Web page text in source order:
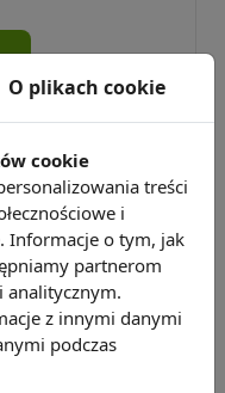
firmie
benchmarki
O plikach cookie
cookie
treści
i
Informacje o tym, jak
partnerom
analitycznym.
z innymi danymi
podczas